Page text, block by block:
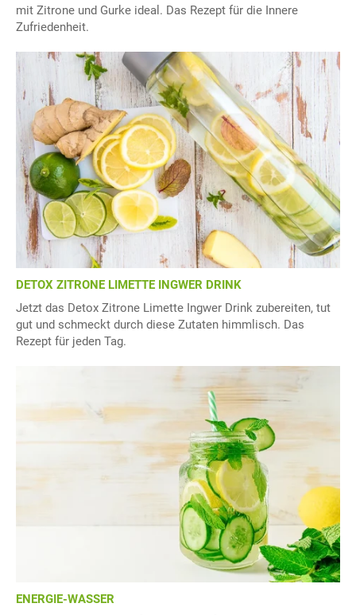
mit Zitrone und Gurke ideal. Das Rezept für die Innere
Zufriedenheit.
DETOX ZITRONE LIMETTE INGWER DRINK
Jetzt das Detox Zitrone Limette Ingwer Drink zubereiten, tut
gut und schmeckt durch diese Zutaten himmlisch. Das
Rezept für jeden Tag.
ENERGIE-WASSER